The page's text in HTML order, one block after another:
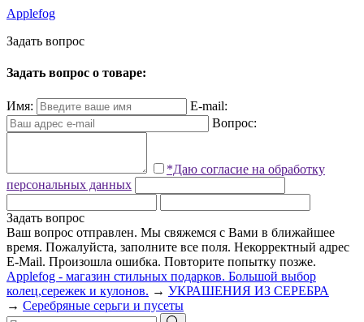
Applefog
Задать вопрос
Задать вопрос о товаре:
Имя:
E-mail:
Вопрос:
*Даю согласие на обработку
персональных данных
Задать вопрос
Ваш вопрос отправлен. Мы свяжемся с Вами в ближайшее
время. Пожалуйста, заполните все поля. Некорректный адрес
E-Mail. Произошла ошибка. Повторите попытку позже.
Applefog - магазин стильных подарков. Большой выбор
колец,сережек и кулонов. → УКРАШЕНИЯ ИЗ СЕРЕБРА
→ Серебряные серьги и пусеты